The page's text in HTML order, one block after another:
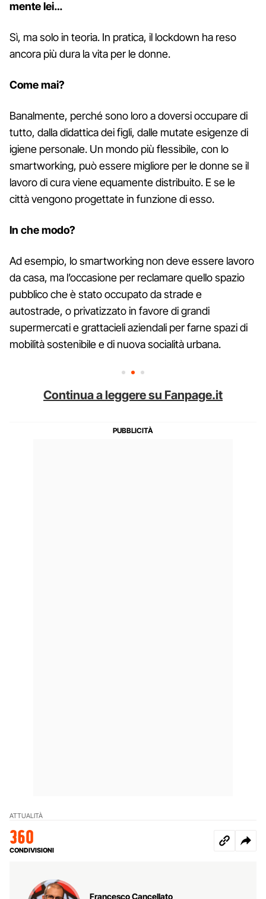
mente lei…
Sì, ma solo in teoria. In pratica, il lockdown ha reso
ancora più dura la vita per le donne.
Come mai?
Banalmente, perché sono loro a doversi occupare di
tutto, dalla didattica dei figli, dalle mutate esigenze di
igiene personale. Un mondo più flessibile, con lo
smartworking, può essere migliore per le donne se il
lavoro di cura viene equamente distribuito. E se le
città vengono progettate in funzione di esso.
In che modo?
Ad esempio, lo smartworking non deve essere lavoro
da casa, ma l’occasione per reclamare quello spazio
pubblico che è stato occupato da strade e
autostrade, o privatizzato in favore di grandi
supermercati e grattacieli aziendali per farne spazi di
mobilità sostenibile e di nuova socialità urbana.
Continua a leggere su Fanpage.it
ATTUALITÀ
360
CONDIVISIONI
Francesco Cancellato